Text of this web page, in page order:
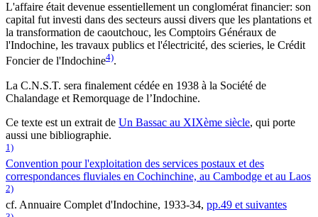
L'affaire était devenue essentiellement un conglomérat financier: son
capital fut investi dans des secteurs aussi divers que les plantations et
la transformation de caoutchouc, les Comptoirs Généraux de
l'Indochine, les travaux publics et l'électricité, des scieries, le Crédit
Foncier de l'Indochine4).
La C.N.S.T. sera finalement cédée en 1938 à la Société de
Chalandage et Remorquage de l’Indochine.
Ce texte est un extrait de Un Bassac au XIXème siècle, qui porte
aussi une bibliographie.
1)
Convention pour l'exploitation des services postaux et des
correspondances fluviales en Cochinchine, au Cambodge et au Laos
2)
cf. Annuaire Complet d'Indochine, 1933-34, pp.49 et suivantes